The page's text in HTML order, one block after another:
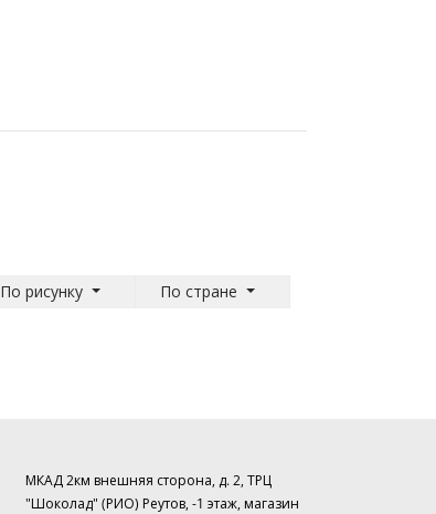
По рисунку По стране
МКАД 2км внешняя сторона, д. 2, ТРЦ
"Шоколад" (РИО) Реутов, -1 этаж, магазин